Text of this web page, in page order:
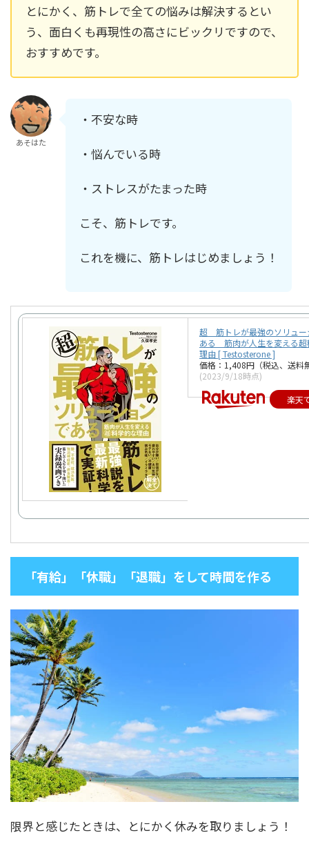
とにかく、筋トレで全ての悩みは解決するとい
う、面白くも再現性の高さにビックリですので、
おすすめです。
あそはた
・不安な時
・悩んでいる時
・ストレスがたまった時
こそ、筋トレです。
これを機に、筋トレはじめましょう！
超 筋トレが最強のソリュー
ある 筋肉が人生を変える超
理由 [ Testosterone ]
価格：1,408円（税込、送料
(2023/9/18時点)
楽天
「有給」「休職」「退職」をして時間を作る
限界と感じたときは、とにかく休みを取りましょう！